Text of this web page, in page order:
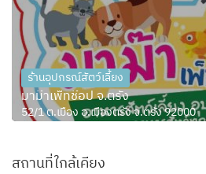
ร้านอุปกรณ์สัตว์เลี้ยง
มาม๊าเพ็ทช๊อป จ.ตรัง
52/1 ต.เมือง อ.เมืองตรัง จ.ตรัง 92000
สถานที่ใกล้เคียง